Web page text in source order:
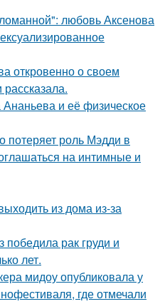
любовь Аксенова
откровенно о своем
и её физическое
потеряет роль Мэдди в
на интимные и
из дома из-за
победила рак груди и
лет.
мидоу опубликовала у
где отмечали